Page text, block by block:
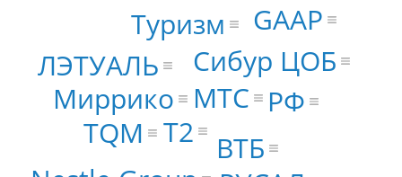
Т2
МТС
ЛЭТУАЛЬ
Миррико
Сибур ЦОБ
ВТБ
TQM
GAAP
РФ
Туризм